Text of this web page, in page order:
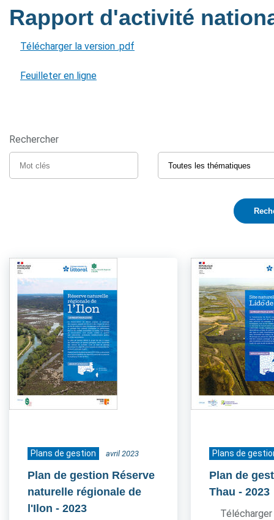
Rapport d'activité
Télécharger la version .pdf
Feuilleter en ligne
Rechercher
Plans de gestion avril 2023
Plan de gestion Réserve
naturelle régionale de
l'Ilon - 2023
Plans de
Plan de
Thau - 2023